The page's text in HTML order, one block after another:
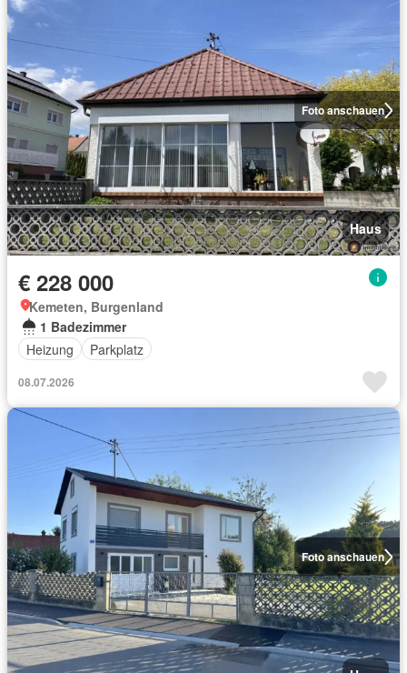
Foto anschauen
Haus
€ 228 000
Kemeten, Burgenland
1 Badezimmer
Heizung
Parkplatz
08.07.2026
Foto anschauen